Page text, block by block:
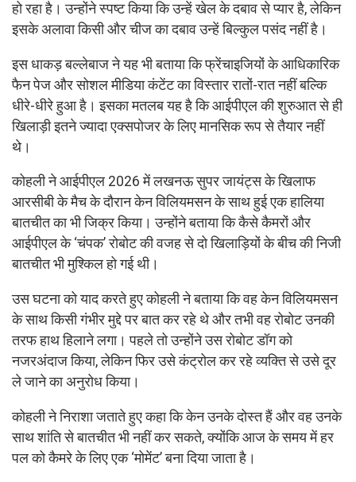
हो रहा है। उन्होंने स्पष्ट किया कि उन्हें खेल के दबाव से प्यार है, लेकिन
इसके अलावा किसी और चीज का दबाव उन्हें बिल्कुल पसंद नहीं है।
इस धाकड़ बल्लेबाज ने यह भी बताया कि फ्रेंचाइजियों के आधिकारिक
फैन पेज और सोशल मीडिया कंटेंट का विस्तार रातों-रात नहीं बल्कि
धीरे-धीरे हुआ है। इसका मतलब यह है कि आईपीएल की शुरुआत से ही
खिलाड़ी इतने ज्यादा एक्सपोजर के लिए मानसिक रूप से तैयार नहीं
थे।
कोहली ने आईपीएल 2026 में लखनऊ सुपर जायंट्स के खिलाफ
आरसीबी के मैच के दौरान केन विलियमसन के साथ हुई एक हालिया
बातचीत का भी जिक्र किया। उन्होंने बताया कि कैसे कैमरों और
आईपीएल के ‘चंपक’ रोबोट की वजह से दो खिलाड़ियों के बीच की निजी
बातचीत भी मुश्किल हो गई थी।
उस घटना को याद करते हुए कोहली ने बताया कि वह केन विलियमसन
के साथ किसी गंभीर मुद्दे पर बात कर रहे थे और तभी वह रोबोट उनकी
तरफ हाथ हिलाने लगा। पहले तो उन्होंने उस रोबोट डॉग को
नजरअंदाज किया, लेकिन फिर उसे कंट्रोल कर रहे व्यक्ति से उसे दूर
ले जाने का अनुरोध किया।
कोहली ने निराशा जताते हुए कहा कि केन उनके दोस्त हैं और वह उनके
साथ शांति से बातचीत भी नहीं कर सकते, क्योंकि आज के समय में हर
पल को कैमरे के लिए एक ‘मोमेंट’ बना दिया जाता है।